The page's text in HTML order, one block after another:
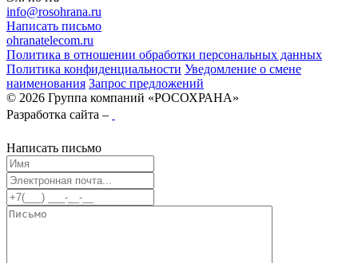
info@rosohrana.ru
Написать письмо
ohranatelecom.ru
Политика в отношении обработки персональных данных
Политика конфиденциальности Уведомление о смене
наименования Запрос предложений
© 2026 Группа компаний «РОСОХРАНА»
Разработка сайта –
Написать письмо